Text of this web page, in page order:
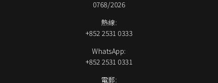
0768/2026
熱線:
+852 2531 0333
WhatsApp:
+852 2531 0331
電郵: